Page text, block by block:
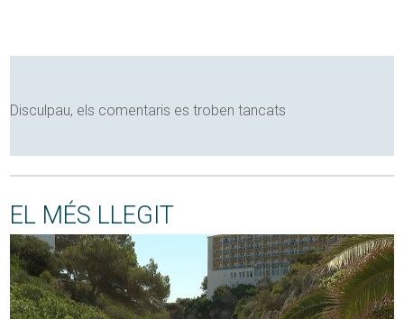
Disculpau, els comentaris es troben tancats
EL MÉS LLEGIT